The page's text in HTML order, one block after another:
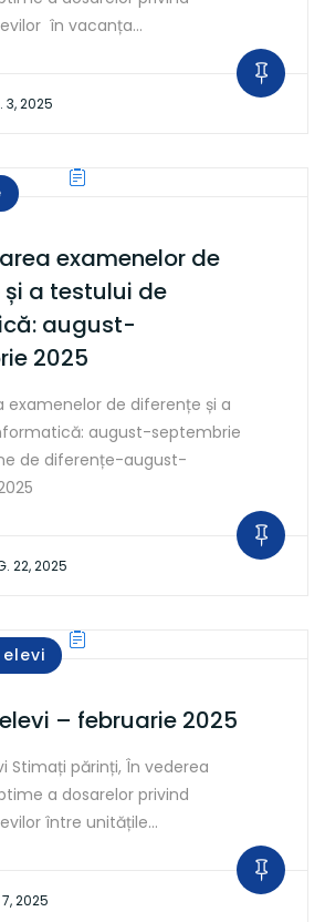
în vacanța…
3, 2025
examenelor de
și a testului de
august-
2025
examenelor de diferențe și a
august-septembrie
de diferențe-august-
22, 2025
– februarie 2025
Stimați părinți, În vederea
a dosarelor privind
între unitățile…
7, 2025